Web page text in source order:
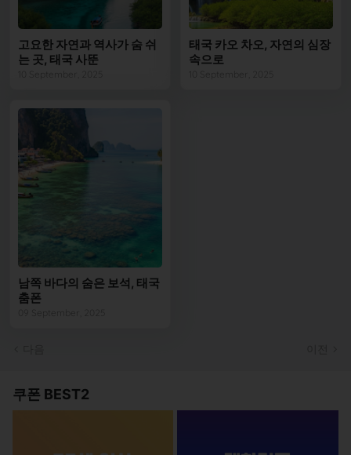
고요한 자연과 역사가 숨 쉬
는 곳, 태국 사뚠
태국 카오 차오, 자연의 심장
속으로
남쪽 바다의 숨은 보석, 태국
춤폰
쿠폰 BEST2